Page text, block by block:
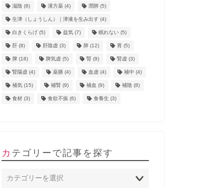
滋陰(8) 漢方薬(4) 潤肺(5)
生津（しょうしん）｜津液を生み出す(4)
白きくらげ(5) 益気(7) 眠れない(5)
肝(8) 肝陰虚(3) 肺(12) 胃 (5)
脾(18) 脾気虚(5) 腎(9) 腎虚(3)
腎陽虚(4) 薬膳(4) 血虚(4) 補中 (4)
補気(15) 補腎(9) 補血 (9) 補陰(8)
食材(3) 食欲不振 (6) 食養生 (3)
カテゴリーで記事を探す